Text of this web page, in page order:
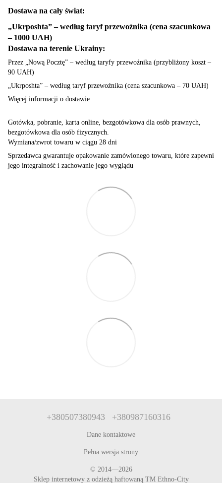
Dostawa na cały świat:
„Ukrposhta” – według taryf przewoźnika (cena szacunkowa
– 1000 UAH)
Dostawa na terenie Ukrainy:
Przez „Nową Pocztę” – według taryfy przewoźnika (przybliżony koszt –
90 UAH)
„Ukrposhta” – według taryf przewoźnika (cena szacunkowa – 70 UAH)
Więcej informacji o dostawie
Gotówka, pobranie, karta online, bezgotówkowa dla osób prawnych,
bezgotówkowa dla osób fizycznych.
Wymiana/zwrot towaru w ciągu 28 dni
Sprzedawca gwarantuje opakowanie zamówionego towaru, które zapewni
jego integralność i zachowanie jego wyglądu
+380507380943 +380987160316
Dane kontaktowe
Pełna wersja strony
© 2014—2026
Sklep internetowy z odzieżą haftowaną TM Ethno-City